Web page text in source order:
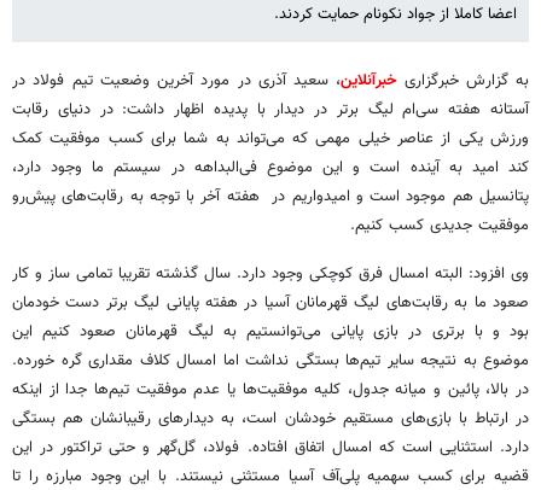
اعضا کاملا از جواد نکونام حمایت کردند.
به گزارش خبرگزاریخبرآنلاین، سعید آذری در مورد آخرین وضعیت تیم فولاد در
آستانه هفته سی‌ام لیگ برتر در دیدار با پدیده اظهار داشت: در دنیای رقابت
ورزش یکی از عناصر خیلی مهمی که می‌تواند به شما برای کسب موفقیت کمک
کند امید به آینده است و این موضوع فی‌البداهه در سیستم ما وجود دارد،
پتانسیل هم موجود است و امیدواریم در هفته آخر با توجه به رقابت‌های پیش‌رو
موفقیت جدیدی کسب کنیم.
وی افزود: البته امسال فرق کوچکی وجود دارد. سال گذشته تقریبا تمامی ساز و کار
صعود ما به رقابت‌های لیگ قهرمانان آسیا در هفته پایانی لیگ برتر دست خودمان
بود و با برتری در بازی پایانی می‌توانستیم به لیگ قهرمانان صعود کنیم این
موضوع به نتیجه سایر تیم‌ها بستگی نداشت اما امسال کلاف مقداری گره خورده.
در بالا، پائین و میانه جدول، کلیه موفقیت‌ها یا عدم موفقیت تیم‌ها جدا از اینکه
در ارتباط با بازی‌های مستقیم خودشان است، به دیدارهای رقیبانشان هم بستگی
دارد. استثنایی است که امسال اتفاق افتاده. فولاد، گل‌گهر و حتی تراکتور در این
قضیه برای کسب سهمیه پلی‌آف آسیا مستثنی نیستند. با این وجود مبارزه را تا